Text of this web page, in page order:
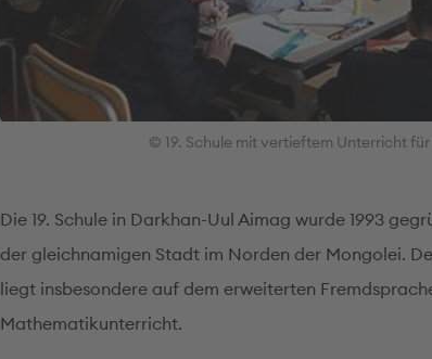
© 19. Schule mit vertieftem Unterricht
Die 19. Schule in Darkhan-Uul Aimag wurde 1993
der gleichnamigen Stadt im Norden der Mongolei.
liegt insbesondere auf dem erweiterten
Mathematikunterricht.